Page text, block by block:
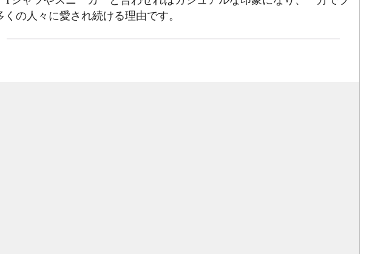
の人々に愛され続ける理由です。